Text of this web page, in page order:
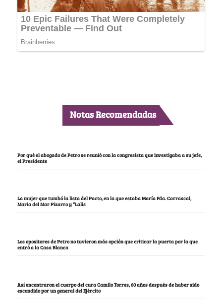
Notas Recomendadas
Por qué el abogado de Petro se reunió con la congresista que investigaba a su jefe,
el Presidente
La mujer que tumbó la lista del Pacto, en la que estaba María Fda. Carrascal,
María del Mar Pizarro y “Lalis
Los opositores de Petro no tuvieron más opción que criticar la puerta por la que
entró a la Casa Blanca
Así encontraron el cuerpo del cura Camilo Torres, 60 años después de haber sido
escondido por un general del Ejército